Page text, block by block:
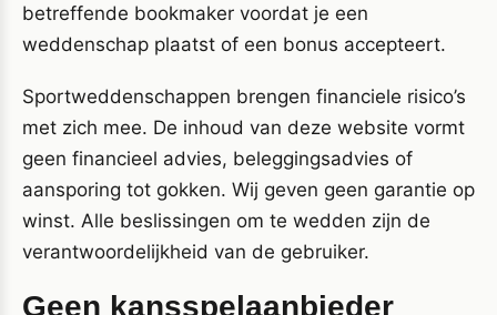
betreffende bookmaker voordat je een
weddenschap plaatst of een bonus accepteert.
Sportweddenschappen brengen financiele risico’s
met zich mee. De inhoud van deze website vormt
geen financieel advies, beleggingsadvies of
aansporing tot gokken. Wij geven geen garantie op
winst. Alle beslissingen om te wedden zijn de
verantwoordelijkheid van de gebruiker.
Geen kansspelaanbieder